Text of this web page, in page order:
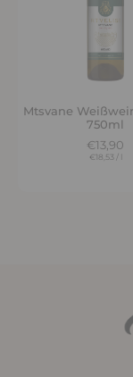
Mtsvane
750ml
€13,90
€18,53 / l